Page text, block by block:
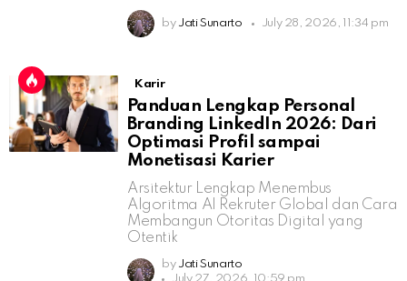
by Jati Sunarto July 28, 2026, 11:34 pm
Karir
Panduan Lengkap Personal
Branding LinkedIn 2026: Dari
Optimasi Profil sampai
Monetisasi Karier
Arsitektur Lengkap Menembus
Algoritma AI Rekruter Global dan Cara
Membangun Otoritas Digital yang
Otentik
by Jati Sunarto